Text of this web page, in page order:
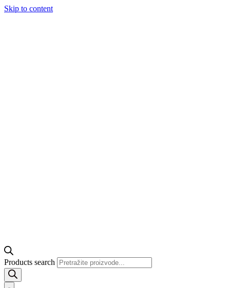
Skip to content
Products search